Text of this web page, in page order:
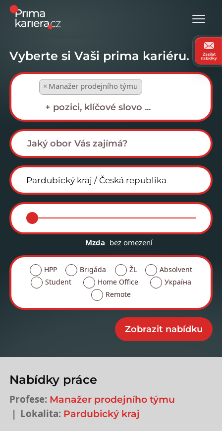
Vyberte si Vaši prima kariéru.
× Manažer prodejního týmu
Mzda bez omezení
HPP Brigáda ŽL
Absolvent
Student
Home Office
Україна
Remote
Nabídky práce
Profese: Manažer prodejního týmu
Lokalita: Pardubický kraj
Zasílat
nabídky